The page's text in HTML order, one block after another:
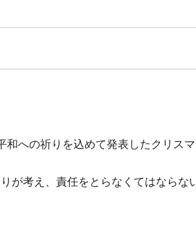
への祈りを込めて発表したクリス
考え、責任をとらなくてはならな